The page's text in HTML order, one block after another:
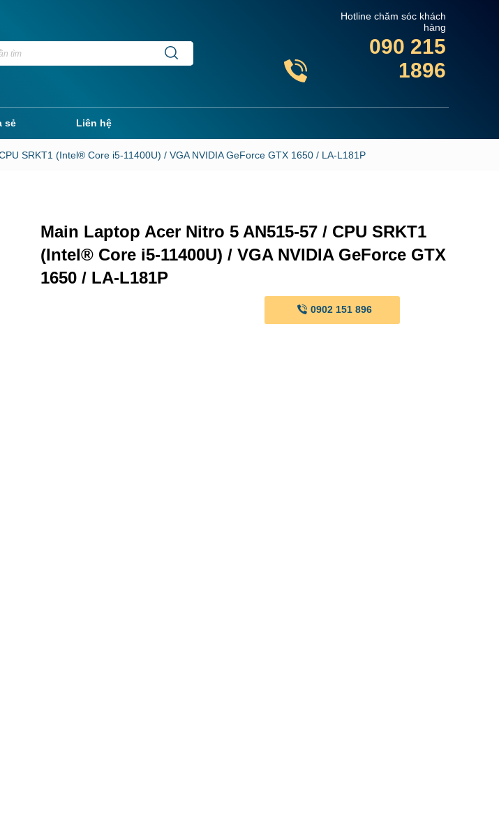
Hotline chăm sóc khách
hàng
090 215
1896
sẻ Liên hệ
SRKT1 (Intel® Core i5-11400U) / VGA NVIDIA GeForce GTX 1650 / LA-L181P
Main Laptop Acer Nitro 5 AN515-57 / CPU SRKT1
(Intel® Core i5-11400U) / VGA NVIDIA GeForce GTX
1650 / LA-L181P
0902 151 896